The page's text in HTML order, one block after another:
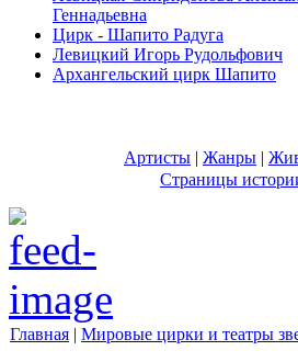
Геннадьевна
Цирк - Шапито Радуга
Левицкий Игорь Рудольфович
Архангельский цирк Шапито
Артисты | Жанры |
Страницы
Главная | Мировые цирки и театры